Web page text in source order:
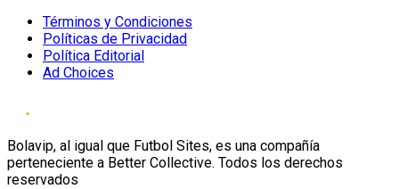
Términos y Condiciones
Políticas de Privacidad
Política Editorial
Ad Choices
Bolavip, al igual que Futbol Sites, es una compañía
perteneciente a Better Collective. Todos los derechos
reservados